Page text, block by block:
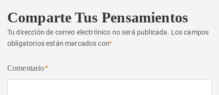
Comparte Tus Pensamientos
Tu dirección de correo electrónico no será publicada. Los campos
obligatorios están marcados con*
Comentario*